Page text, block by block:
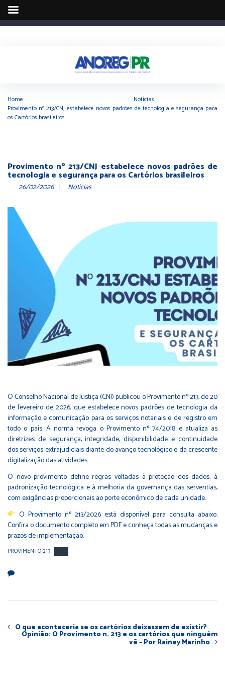
Home Notícias
Provimento nº 213/CNJ estabelece novos padrões de tecnologia e segurança para
os Cartórios brasileiros
Provimento nº 213/CNJ estabelece novos padrões de
tecnologia e segurança para os Cartórios brasileiros
26/02/2026 Notícias
O Conselho Nacional de Justiça (CNJ) publicou o Provimento nº 213, de 20
de fevereiro de 2026, que estabelece novos padrões de tecnologia da
informação e comunicação para os serviços notariais e de registro em
todo o país. A norma revoga o Provimento nº 74/2018 e atualiza as
diretrizes de segurança, integridade, disponibilidade e continuidade
dos serviços extrajudiciais diante do avanço tecnológico e da crescente
digitalização das atividades.
O novo provimento define regras voltadas à proteção dos dados, à
padronização tecnológica e à melhoria da governança das serventias,
com exigências proporcionais ao porte econômico de cada unidade.
O Provimento nº 213/2026 está disponível para consulta abaixo.
Confira o documento completo em PDF e conheça todas as mudanças e
prazos de implementação.
PROVIMENTO 213 Baixar
O que aconteceria se os cartórios deixassem de existir?
Opinião: O Provimento n. 213 e os cartórios que ninguém
vê – Por Rainey Marinho